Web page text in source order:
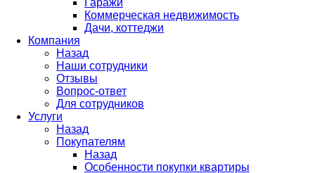
Гаражи
Коммерческая недвижимость
Дачи, коттеджи
Компания
Назад
Наши сотрудники
Отзывы
Вопрос-ответ
Для сотрудников
Услуги
Назад
Покупателям
Назад
Особенности покупки квартиры